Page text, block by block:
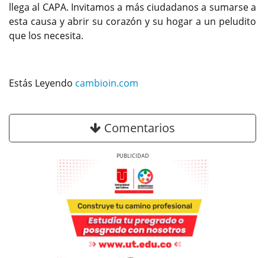
llega al CAPA. Invitamos a más ciudadanos a sumarse a
esta causa y abrir su corazón y su hogar a un peludito
que los necesita.
Estás Leyendo cambioin.com
Comentarios